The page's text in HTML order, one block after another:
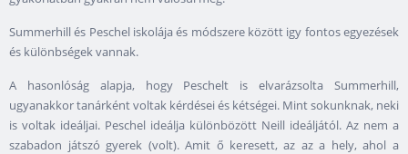
Summerhill és Peschel iskolája és módszere között igy fontos egyezések
és különbségek vannak.
A hasonlóság alapja, hogy Peschelt is elvarázsolta Summerhill,
ugyanakkor tanárként voltak kérdései és kétségei. Mint sokunknak, neki
is voltak ideáljai. Peschel ideálja különbözött Neill ideáljától. Az nem a
szabadon játszó gyerek (volt). Amit ő keresett, az az a hely, ahol a